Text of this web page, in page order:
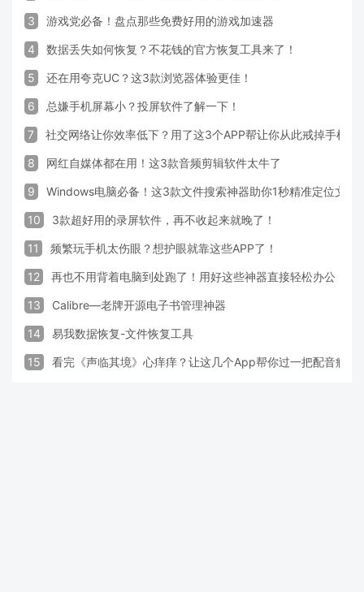
3 游戏党必备！盘点那些免费好用的游戏加速器
4 数据丢失如何恢复？不花钱的官方恢复工具来了！
5 还在用夸克UC？这3款浏览器体验更佳！
6 总嫌手机屏幕小？投屏软件了解一下！
7 社交网络让你效率低下？用了这3个APP帮让你从此戒掉手机！
8 网红自媒体都在用！这3款音频剪辑软件太牛了
9 Windows电脑必备！这3款文件搜索神器助你1秒精准定位文件
10 3款超好用的录屏软件，再不收起来就晚了！
11 频繁玩手机太伤眼？想护眼就靠这些APP了！
12 再也不用背着电脑到处跑了！用好这些神器直接轻松办公
13 Calibre—老牌开源电子书管理神器
14 易我数据恢复-文件恢复工具
15 看完《声临其境》心痒痒？让这几个App帮你过一把配音瘾